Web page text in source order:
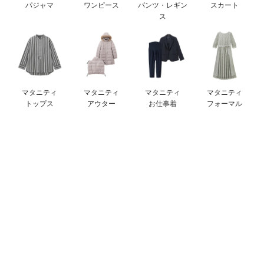
erbaviva（エルバビーバ）
安心の日本製。先輩ママが買ってよかった！本当に必要な出産準備品
ハレの日に着るANGELIEBEのセレモニー
冬に可愛いニットがお得！
パジャマ
ワンピース
パンツ・レギン
ス
スカート
マタニティ
トップス
マタニティ
アウター
マタニティ
お仕事着
マタニティ
フォーマル